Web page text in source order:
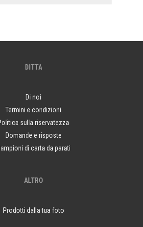
DITTA
Di noi
Termini e condizioni
sulla riservatezza
Domande e risposte
di carta da parati
ALTRO
Prodotti dalla tua foto